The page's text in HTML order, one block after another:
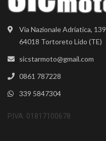
Via Nazionale Adriatica, 139
64018 Tortoreto Lido (TE)
sicstarmoto@gmail.com
0861 787228
339 5847304
P.IVA: 01817100678